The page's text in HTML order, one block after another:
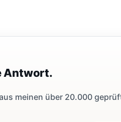
Antwort.
meinen über 20.000